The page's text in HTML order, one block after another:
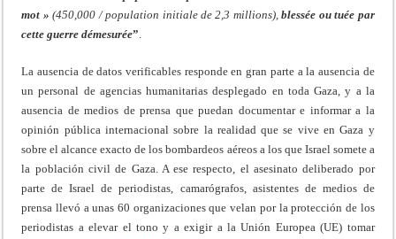
mot » (450,000 / population initiale de 2,3 millions),blessée ou tuée par
cette guerre démesurée”.
La ausencia de datos verificables responde en gran parte a la ausencia de
un personal de agencias humanitarias desplegado en toda Gaza, y a la
ausencia de medios de prensa que puedan documentar e informar a la
opinión pública internacional sobre la realidad que se vive en Gaza y
sobre el alcance exacto de los bombardeos aéreos a los que Israel somete a
la población civil de Gaza. A ese respecto, el asesinato deliberado por
parte de Israel de periodistas, camarógrafos, asistentes de medios de
prensa llevó a unas 60 organizaciones que velan por la protección de los
periodistas a elevar el tono y a exigir a la Unión Europea (UE) tomar